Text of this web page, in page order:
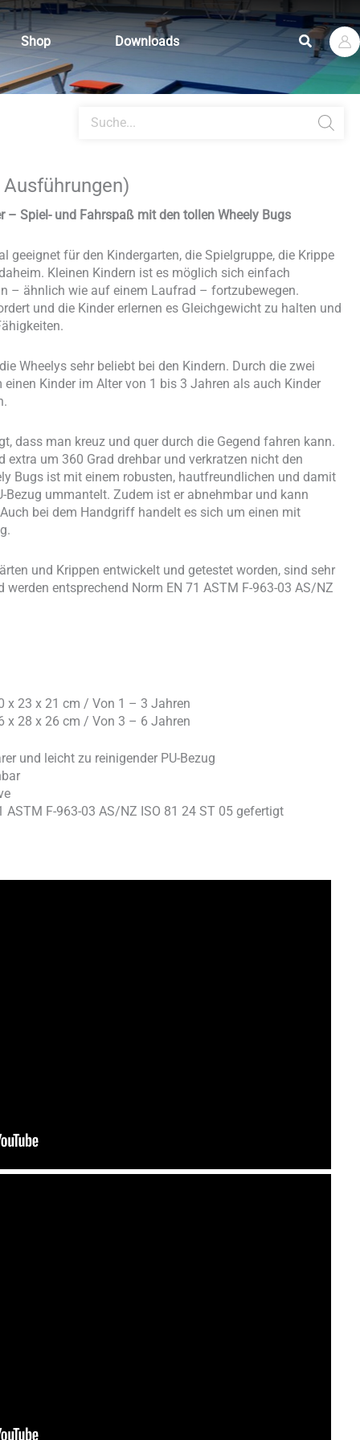
Shop Downloads Suchen
search
Spiel- und Fahrspaß mit den tollen Wheely Bugs
geeignet für den Kindergarten, die Spielgruppe, die Krippe
Kleinen Kindern ist es möglich sich einfach
– ähnlich wie auf einem Laufrad – fortzubewegen.
und die Kinder erlernen es Gleichgewicht zu halten und
Wheelys sehr beliebt bei den Kindern. Durch die zwei
Kinder im Alter von 1 bis 3 Jahren als auch Kinder
dass man kreuz und quer durch die Gegend fahren kann.
extra um 360 Grad drehbar und verkratzen nicht den
Bugs ist mit einem robusten, hautfreundlichen und damit
Bezug ummantelt. Zudem ist er abnehmbar und kann
bei dem Handgriff handelt es sich um einen mit
und Krippen entwickelt und getestet worden, sind sehr
entsprechend Norm EN 71 ASTM F-963-03 AS/NZ
x 23 x 21 cm / Von 1 – 3 Jahren
x 28 x 26 cm / Von 3 – 6 Jahren
und leicht zu reinigender PU-Bezug
ASTM F-963-03 AS/NZ ISO 81 24 ST 05 gefertigt